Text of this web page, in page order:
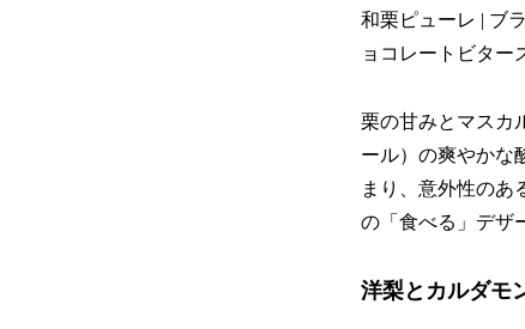
和栗ピューレ | ブ
ョコレートビター
栗の甘みとマスカ
ール）の爽やかな
まり、意外性のあ
の「食べる」デザ
洋梨とカルダモ